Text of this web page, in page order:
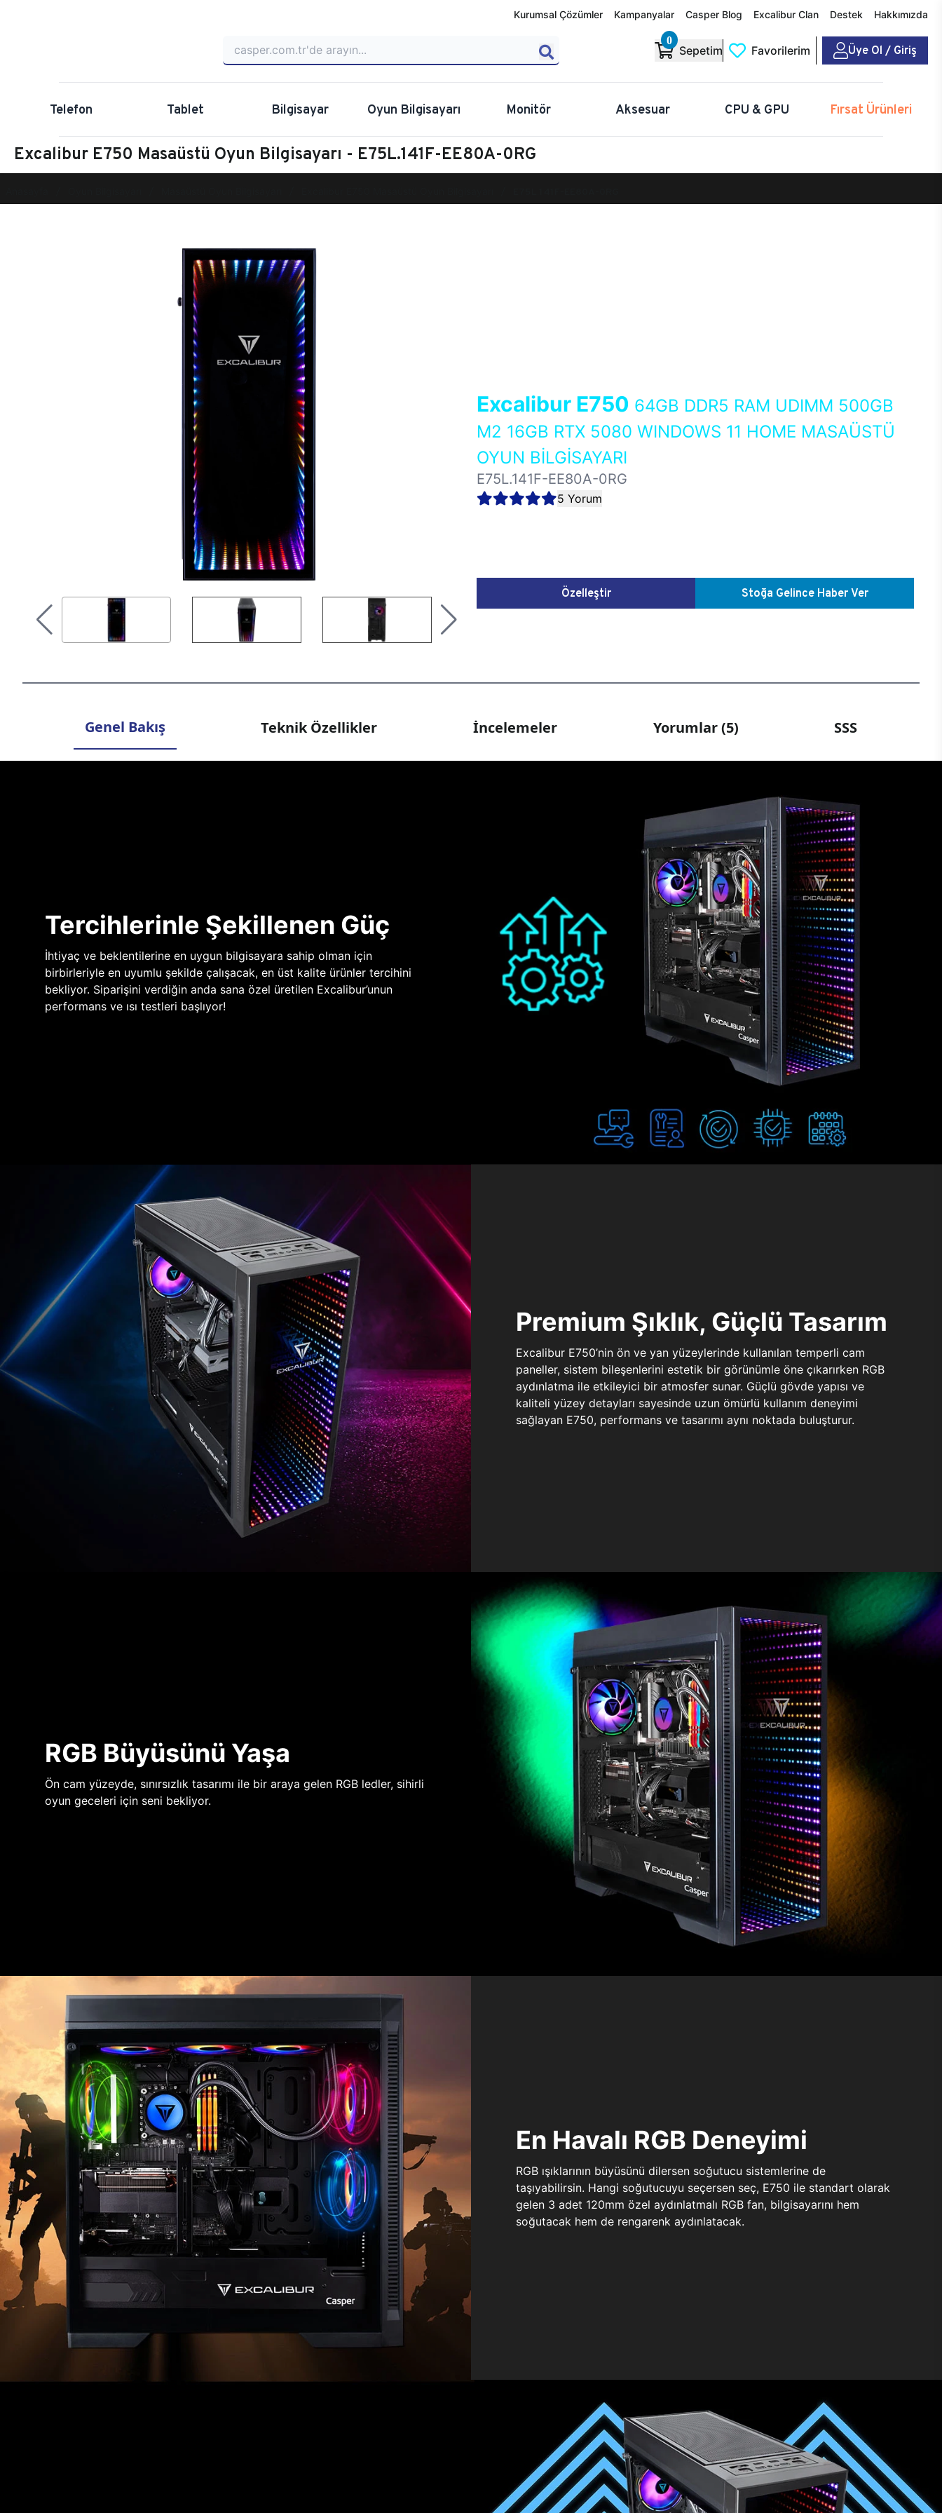
Kurumsal Çözümler Kampanyalar Casper Blog Excalibur Clan Destek Hakkımızda
0
Sepetim Favorilerim Üye Ol / Giriş
Telefon Tablet Bilgisayar Oyun Bilgisayarı Monitör Aksesuar CPU & GPU Fırsat Ürünleri
Excalibur E750 Masaüstü Oyun Bilgisayarı - E75L.141F-EE80A-0RG
Excalibur E750 64GB DDR5 RAM UDIMM 500GB
M2 16GB RTX 5080 WINDOWS 11 HOME MASAÜSTÜ
OYUN BİLGİSAYARI
E75L.141F-EE80A-0RG
5 Yorum
Özelleştir Stoğa Gelince Haber Ver
Genel Bakış Teknik Özellikler İncelemeler Yorumlar (5) SSS
Tercihlerinle Şekillenen Güç
İhtiyaç ve beklentilerine en uygun bilgisayara sahip olman için
birbirleriyle en uyumlu şekilde çalışacak, en üst kalite ürünler tercihini
bekliyor. Siparişini verdiğin anda sana özel üretilen Excalibur’unun
performans ve ısı testleri başlıyor!
Premium Şıklık, Güçlü Tasarım
Excalibur E750’nin ön ve yan yüzeylerinde kullanılan temperli cam
paneller, sistem bileşenlerini estetik bir görünümle öne çıkarırken RGB
aydınlatma ile etkileyici bir atmosfer sunar. Güçlü gövde yapısı ve
kaliteli yüzey detayları sayesinde uzun ömürlü kullanım deneyimi
sağlayan E750, performans ve tasarımı aynı noktada buluşturur.
RGB Büyüsünü Yaşa
Ön cam yüzeyde, sınırsızlık tasarımı ile bir araya gelen RGB ledler, sihirli
oyun geceleri için seni bekliyor.
En Havalı RGB Deneyimi
RGB ışıklarının büyüsünü dilersen soğutucu sistemlerine de
taşıyabilirsin. Hangi soğutucuyu seçersen seç, E750 ile standart olarak
gelen 3 adet 120mm özel aydınlatmalı RGB fan, bilgisayarını hem
soğutacak hem de rengarenk aydınlatacak.